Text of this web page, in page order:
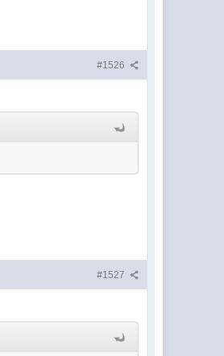
#1526
#1527